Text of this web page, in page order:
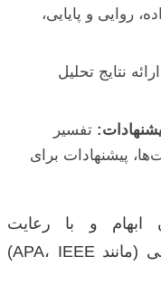
روایی و پایایی،
ارائه نتایج تحلیل
تفسیر
پیشنهادات برای
ابهام و با رعایت
استانداردهای نگارشی و رفرنس‌دهی (مانند APA، IEEE)